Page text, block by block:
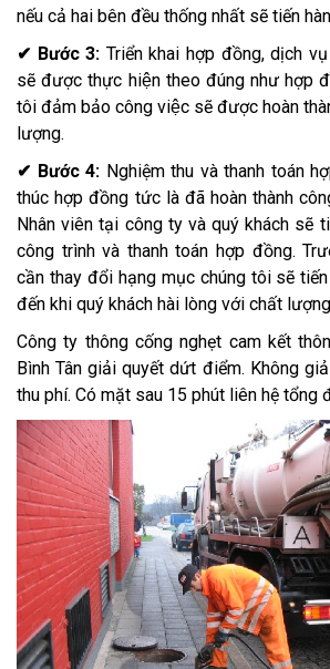
nếu cả hai bên đều thống nhất sẽ tiến
✔ Bước 3: Triển khai hợp đồng, dịch
sẽ được thực hiện theo đúng như hợp
tôi đảm bảo công việc sẽ được hoàn
lượng.
✔ Bước 4: Nghiệm thu và thanh toán
thúc hợp đồng tức là đã hoàn thành
Nhân viên tại công ty và quý khách sẽ
công trình và thanh toán hợp đồng.
cần thay đổi hạng mục chúng tôi sẽ
đến khi quý khách hài lòng với chất
Công ty thông cống nghẹt cam kết
Bình Tân giải quyết dứt điểm. Không
thu phí. Có mặt sau 15 phút liên hệ tổng